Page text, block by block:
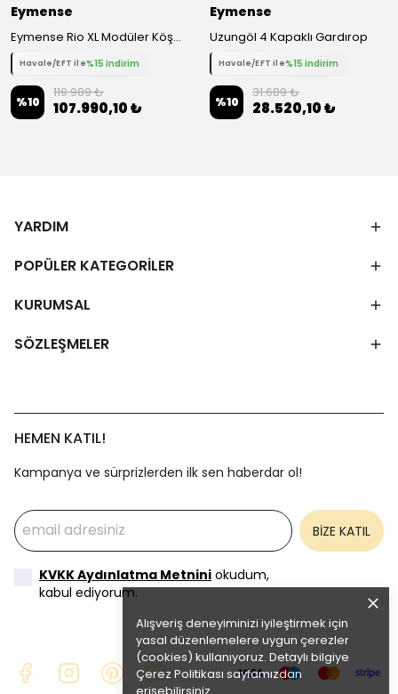
Alışveriş deneyiminizi iyileştirmek için
yasal düzenlemelere uygun çerezler
(cookies) kullanıyoruz. Detaylı bilgiye
Çerez Politikası sayfamızdan
Eymense
Eymense Rio XL Modüler Köşe Koltuk Takımı
Havale/EFT ile%15 indirim
%10
119.989 ₺
107.990,10 ₺
Eymense
Uzungöl 4 Kapaklı Gardırop
Havale/EFT ile%15 indirim
%10
31.689 ₺
28.520,10 ₺
YARDIM
POPÜLER KATEGORİLER
KURUMSAL
SÖZLEŞMELER
HEMEN KATIL!
Kampanya ve sürprizlerden ilk sen haberdar ol!
BİZE KATIL
KVKK Aydınlatma Metnini okudum,
kabul ediyorum.